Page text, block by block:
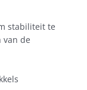
stabiliteit te
de